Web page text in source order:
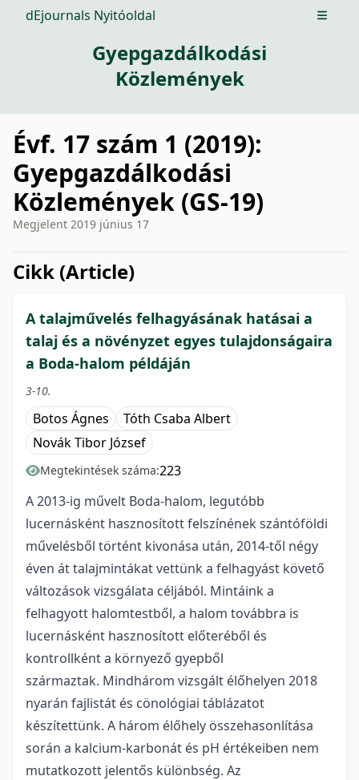
dEjournals Nyitóoldal Open
Gyepgazdálkodási
Közlemények
Évf. 17 szám 1 (2019):
Gyepgazdálkodási
Közlemények (GS-19)
Megjelent 2019 június 17
Cikk (Article)
A talajművelés felhagyásának hatásai a
talaj és a növényzet egyes tulajdonságaira
a Boda-halom példáján
3-10.
Botos Ágnes
Tóth Csaba Albert
Novák Tibor József
Megtekintések száma:223
A 2013-ig művelt Boda-halom, legutóbb
lucernásként hasznosított felszínének szántóföldi
művelésből történt kivonása után, 2014-től négy
éven át talajmintákat vettünk a felhagyást követő
változások vizsgálata céljából. Mintáink a
felhagyott halomtestből, a halom továbbra is
lucernásként hasznosított előteréből és
kontrollként a környező gyepből
származtak. Mindhárom vizsgált élőhelyen 2018
nyarán fajlistát és cönológiai táblázatot
készítettünk. A három élőhely összehasonlítása
során a kalcium-karbonát és pH értékeiben nem
mutatkozott jelentős különbség. Az